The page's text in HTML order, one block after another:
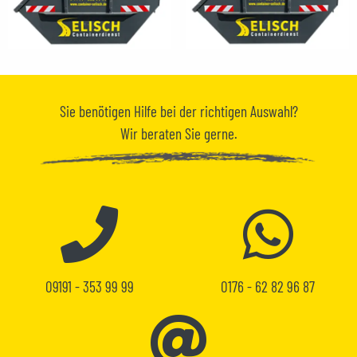
Sie benötigen Hilfe bei der richtigen Auswahl?
Wir beraten Sie gerne.
09191 - 353 99 99 0176 - 62 82 96 87